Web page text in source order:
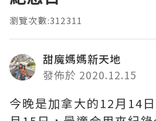
瀏覽次數:312311
甜魔媽媽新天地
發佈於 2020.12.15
今晚是加拿大的12月14